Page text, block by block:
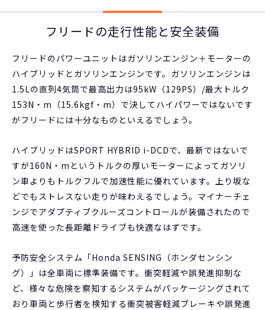
フリードの走行性能と安全装備
フリードのパワーユニットはガソリンエンジン＋モーターの
ハイブリッドとガソリンエンジンです。ガソリンエンジンは
1.5Lの直列4気筒で最高出力は95kW（129PS）/最大トルク
153N・m（15.6kgf・m）で決してハイパワーではないです
がフリードには十分なものといえるでしょう。
ハイブリッドはSPORT HYBRID i-DCDで、最新ではないで
すが160N・mというトルクの厚いモーターによってガソリ
ン車よりもトルクフルで加速性能に優れています。上り坂な
どでもストレスない走りが味わえるでしょう。マイナーチェ
ンジでアダプティブクルーズコントロールが装備されたので
高速を使った長距離ドライブも快適なはずです。
予防安全システム「Honda SENSING（ホンダセンシン
グ）」は全車両に標準装備です。衝突軽減や誤発進抑制な
ど、様々な危険を察知するシステムがパッケージングされて
おり車両と歩行者を検知する衝突被害軽減ブレーキや誤発進